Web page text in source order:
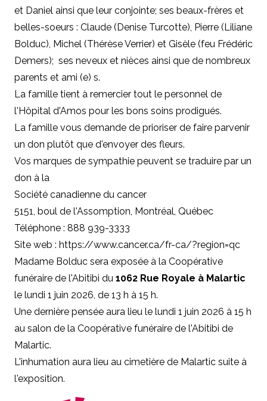
et Daniel ainsi que leur conjointe; ses beaux-frères et
belles-soeurs : Claude (Denise Turcotte), Pierre (Liliane
Bolduc), Michel (Thérèse Verrier) et Gisèle (feu Frédéric
Demers); ses neveux et nièces ainsi que de nombreux
parents et ami (e) s.
La famille tient à remercier tout le personnel de
l'Hôpital d'Amos pour les bons soins prodigués.
La famille vous demande de prioriser de faire parvenir
un don plutôt que d'envoyer des fleurs.
Vos marques de sympathie peuvent se traduire par un
don à la
Société canadienne du cancer
5151, boul de l'Assomption, Montréal, Québec
Téléphone : 888 939-3333
Site web : https://www.cancer.ca/fr-ca/?region=qc
Madame Bolduc sera exposée à la Coopérative
funéraire de l'Abitibi du 1062 Rue Royale à Malartic
le lundi 1 juin 2026, de 13 h à 15 h.
Une dernière pensée aura lieu le lundi 1 juin 2026 à 15 h
au salon de la Coopérative funéraire de l'Abitibi de
Malartic.
L'inhumation aura lieu au cimetière de Malartic suite à
l'exposition.